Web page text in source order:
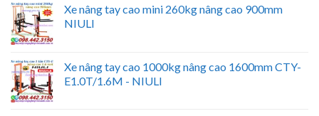
Xe nâng tay cao mini 260kg nâng cao 900mm
NIULI
Xe nâng tay cao 1000kg nâng cao 1600mm CTY-
E1.0T/1.6M - NIULI